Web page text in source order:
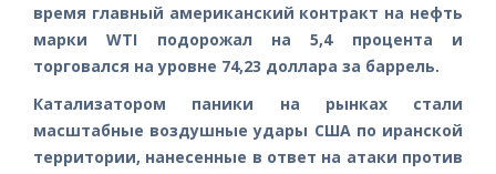
время главный американский контракт на нефть
марки WTI подорожал на 5,4 процента и
торговался на уровне 74,23 доллара за баррель.
Катализатором паники на рынках стали
масштабные воздушные удары США по иранской
территории, нанесенные в ответ на атаки против